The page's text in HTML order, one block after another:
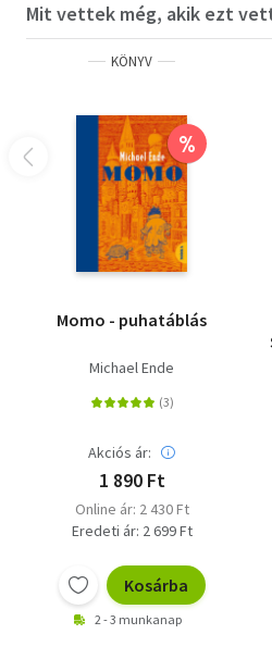
Mit vettek még, akik ezt
KÖNYV
%
Momo - puhatáblás
Michael Ende
Akciós ár:
1 890 Ft
Online ár: 2 430 Ft
Eredeti ár: 2 699 Ft
Kosárba
2 - 3 munkanap